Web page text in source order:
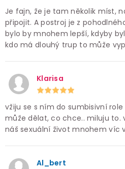
Je fajn, že je tam několik míst,
připojit. A postroj je z
bylo by mnohem lepší, kdyby
kdo má dlouhý trup to může
Klarisa
vžiju se s ním do sumbisivní
může dělat, co chce.. miluju to.
náš sexuální život mnohem víc
Al_bert